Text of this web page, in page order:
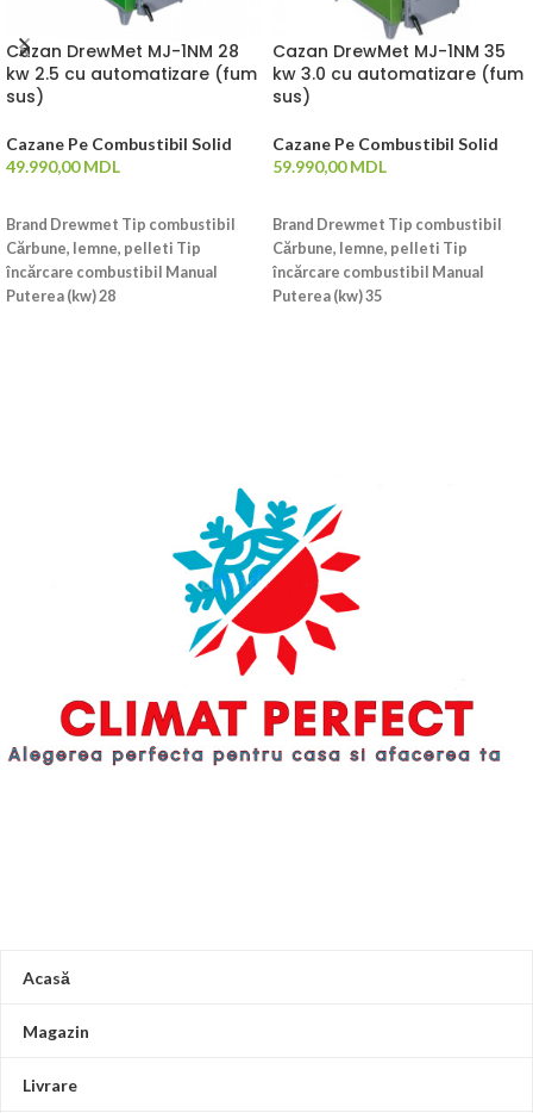
Cazan DrewMet MJ-1NM 28
kw 2.5 cu automatizare (fum
sus)
Cazane Pe Combustibil Solid
49.990,00MDL
Brand Drewmet Tip combustibil
Cărbune, lemne, pelleti Tip
încărcare combustibil Manual
Puterea (kw) 28
Cazan DrewMet MJ-1NM 35
kw 3.0 cu automatizare (fum
sus)
Cazane Pe Combustibil Solid
59.990,00MDL
Brand Drewmet Tip combustibil
Cărbune, lemne, pelleti Tip
încărcare combustibil Manual
Puterea (kw) 35
Acasă
Magazin
Livrare